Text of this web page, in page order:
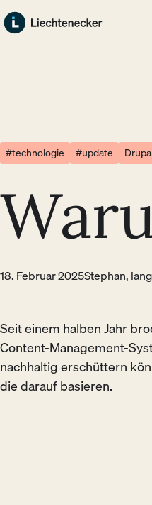
Zum Hauptinhalt springen
Zum Footer springen
#technologie #update
18. Februar 2025Stephan,
Seit einem halben Jahr
Content-Management-
nachhaltig erschüttern
die darauf basieren.